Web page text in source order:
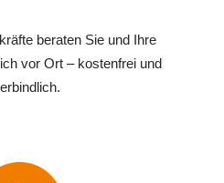
beraten Sie und Ihre
vor Ort – kostenfrei und